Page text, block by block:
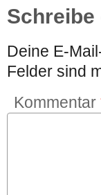
Deine E-
Felder sind
Kommentar